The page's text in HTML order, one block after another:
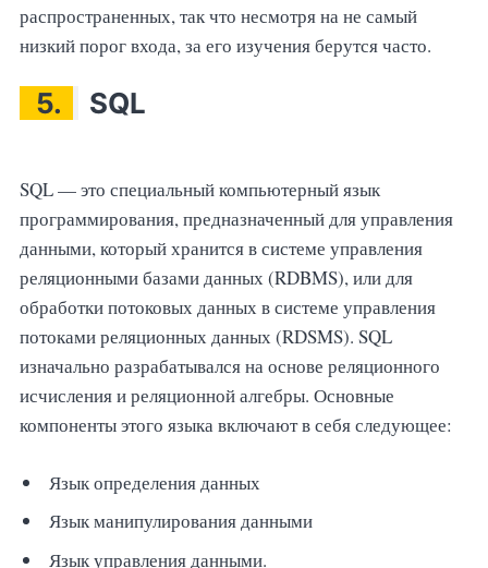
распространенных, так что несмотря на не самый
низкий порог входа, за его изучения берутся часто.
5. SQL
SQL — это специальный компьютерный язык
программирования, предназначенный для управления
данными, который хранится в системе управления
реляционными базами данных (RDBMS), или для
обработки потоковых данных в системе управления
потоками реляционных данных (RDSMS). SQL
изначально разрабатывался на основе реляционного
исчисления и реляционной алгебры. Основные
компоненты этого языка включают в себя следующее:
Язык определения данных
Язык манипулирования данными
Язык управления данными.